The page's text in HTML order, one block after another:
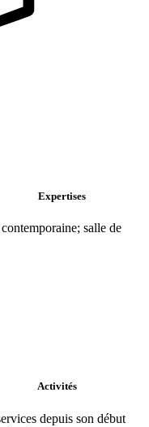
Expertises
salle de
Activités
depuis son début